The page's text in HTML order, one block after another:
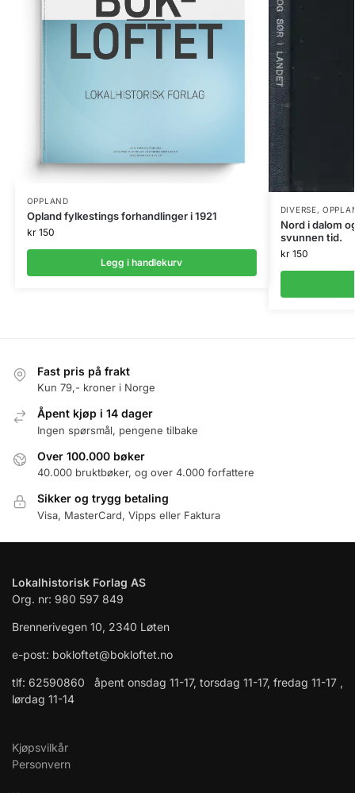
OPPLAND
Opland fylkestings forhandlinger i 1921
kr150
Legg i handlekurv
DIVERSE,
Nord i dalom
svunnen tid.
kr150
Fast pris på frakt
Kun 79,- kroner i Norge
Åpent kjøp i 14 dager
Ingen spørsmål, pengene tilbake
Over 100.000 bøker
40.000 bruktbøker, og over 4.000 forfattere
Sikker og trygg betaling
Visa, MasterCard, Vipps eller Faktura
Lokalhistorisk Forlag AS
Org. nr: 980 597 849
Brennerivegen 10, 2340 Løten
e-post: bokloftet@bokloftet.no
tlf: 62590860 åpent onsdag 11-17, torsdag 11-17, fredag 11-17 ,
lørdag 11-14
Kjøpsvilkår
Personvern